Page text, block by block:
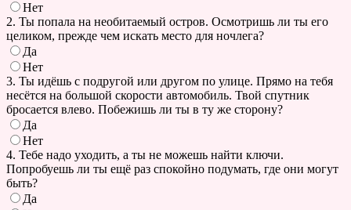
Нет
2. Ты попала на необитаемый остров. Осмотришь ли ты его
целиком, прежде чем искать место для ночлега?
Да
Нет
3. Ты идёшь с подругой или другом по улице. Прямо на тебя
несётся на большой скорости автомобиль. Твой спутник
бросается влево. Побежишь ли ты в ту же сторону?
Да
Нет
4. Тебе надо уходить, а ты не можешь найти ключи.
Попробуешь ли ты ещё раз спокойно подумать, где они могут
быть?
Да